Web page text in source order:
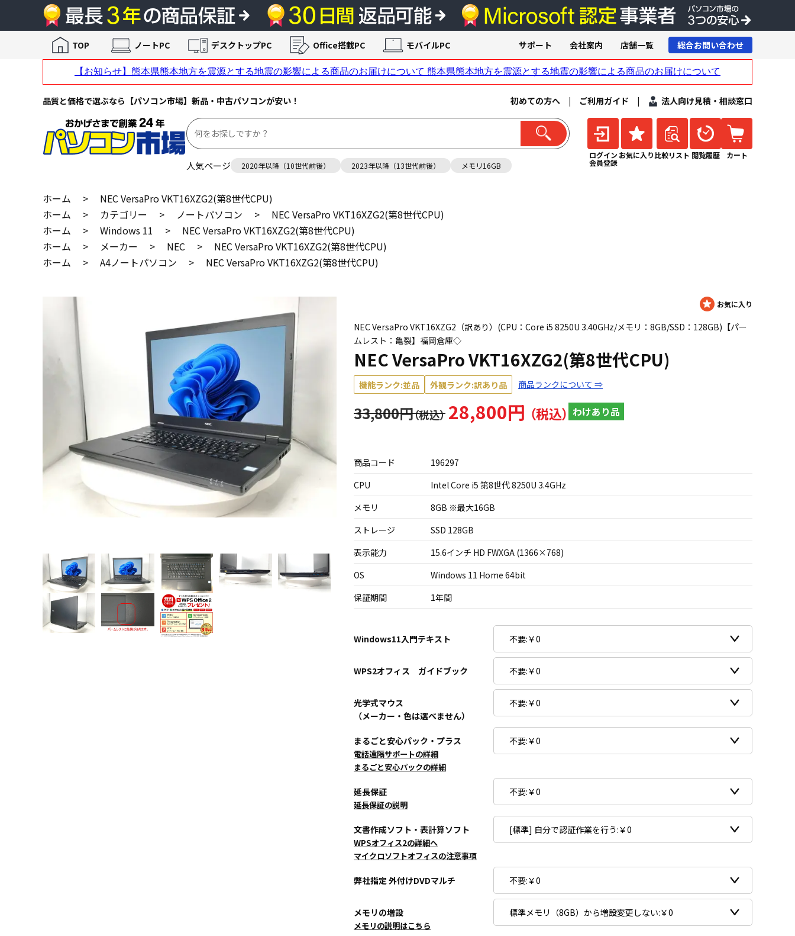
品質と価格で選ぶなら【パソコン市場】新品・中古パソコンが安い！ 初めての方へ | ご利用ガイド | 法人向け見積・相談窓口
人気ページ 2020年以降（10世代前後） 2023年以降（13世代前後） メモリ16GB
ログイン
会員登録
お気に入り 比較リスト 閲覧履歴 カート
TOP ノートPC デスクトップPC Office搭載PC モバイルPC サポート 会社案内 店舗一覧 総合お問い合わせ
ホーム >
NEC VersaPro VKT16XZG2(第8世代CPU)
ホーム
> カテゴリー > ノートパソコン >
NEC VersaPro VKT16XZG2(第8世代CPU)
ホーム
> Windows 11 >
NEC VersaPro VKT16XZG2(第8世代CPU)
ホーム
> メーカー > NEC >
NEC VersaPro VKT16XZG2(第8世代CPU)
ホーム
> A4ノートパソコン > NEC VersaPro VKT16XZG2(第8世代CPU)
NEC VersaPro VKT16XZG2（訳あり）(CPU：Core i5 8250U 3.40GHz/メモリ：8GB/SSD：128GB)【パー
ムレスト：亀裂】福岡倉庫◇
NEC VersaPro VKT16XZG2(第8世代CPU)
機能ランク:並品 外観ランク:訳あり品 商品ランクについて ⇒
28,800円 わけあり品
33,800円
商品コード
196297
CPU
Intel Core i5 第8世代 8250U 3.4GHz
メモリ
8GB ※最大16GB
ストレージ
SSD 128GB
表示能力
15.6インチ HD FWXGA (1366×768)
OS
Windows 11 Home 64bit
保証期間
1年間
Windows11入門テキスト
WPS2オフィス ガイドブック
光学式マウス
（メーカー・色は選べません）
まるごと安心パック・プラス
電話遠隔サポートの詳細
まるごと安心パックの詳細
延長保証
延長保証の説明
文書作成ソフト・表計算ソフト
WPSオフィス2の詳細へ
マイクロソフトオフィスの注意事項
弊社指定 外付けDVDマルチ
メモリの増設
メモリの説明はこちら